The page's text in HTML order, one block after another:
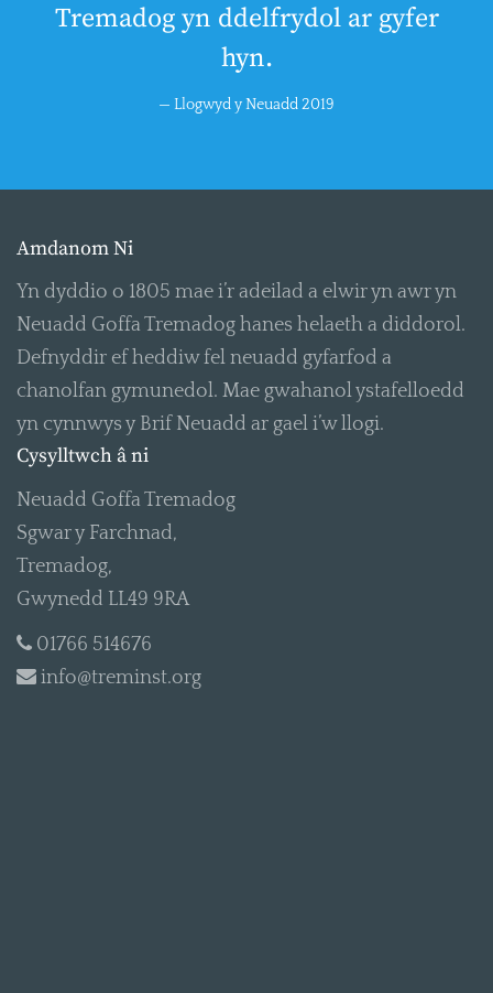
Tremadog yn ddelfrydol ar gyfer
hyn.
Llogwyd y Neuadd 2019
Amdanom Ni
Yn dyddio o 1805 mae i’r adeilad a elwir yn awr yn
Neuadd Goffa Tremadog hanes helaeth a diddorol.
Defnyddir ef heddiw fel neuadd gyfarfod a
chanolfan gymunedol. Mae gwahanol ystafelloedd
yn cynnwys y Brif Neuadd ar gael i’w llogi.
Cysylltwch â ni
Neuadd Goffa Tremadog
Sgwar y Farchnad,
Tremadog,
Gwynedd LL49 9RA
01766 514676
info@treminst.org